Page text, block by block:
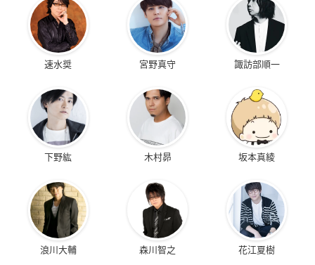
速水奨 宮野真守 諏訪部順一
下野紘 木村昴 坂本真綾
浪川大輔 森川智之 花江夏樹